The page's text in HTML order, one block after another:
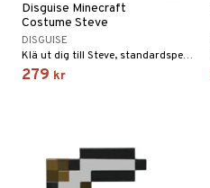
Disguise Minecraft
Costume Steve
DISGUISE
Klä ut dig till Steve, standardspelarens i succéspelet Minecraft!
279 kr